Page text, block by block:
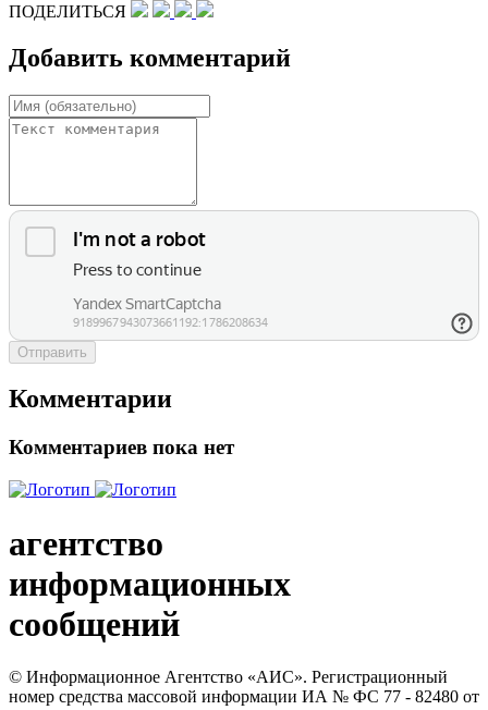
ПОДЕЛИТЬСЯ
Добавить комментарий
Отправить
Комментарии
Комментариев пока нет
агентство
информационных
сообщений
© Информационное Агентство «АИС». Регистрационный
номер средства массовой информации ИА № ФС 77 - 82480 от